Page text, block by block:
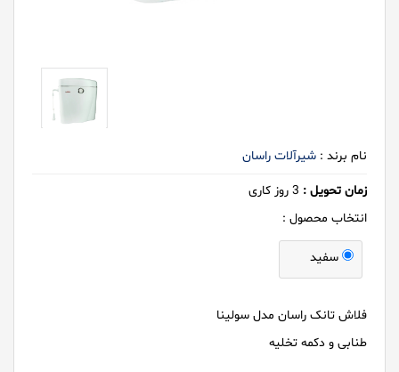
نام برند : شیرآلات راسان
زمان تحویل : 3 روز کاری
انتخاب محصول :
سفید
فلاش تانک راسان مدل سولینا
طنابی و دکمه تخلیه